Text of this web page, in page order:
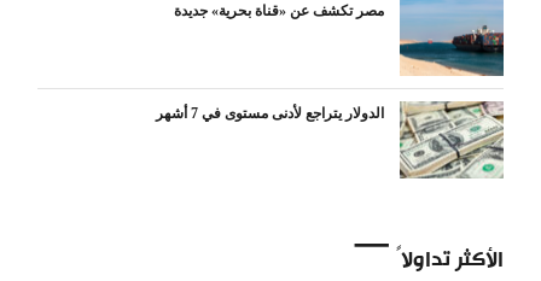
مصر تكشف عن «قناة بحرية» جديدة
الدولار يتراجع لأدنى مستوى في 7 أشهر
الأكثر تداولاً